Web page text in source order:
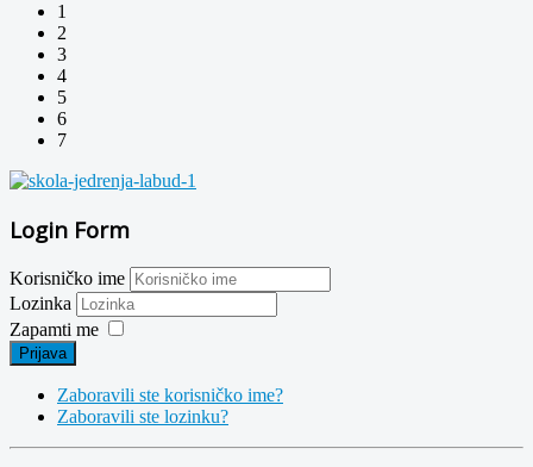
1
2
3
4
5
6
7
Login Form
Korisničko ime
Lozinka
Zapamti me
Prijava
Zaboravili ste korisničko ime?
Zaboravili ste lozinku?